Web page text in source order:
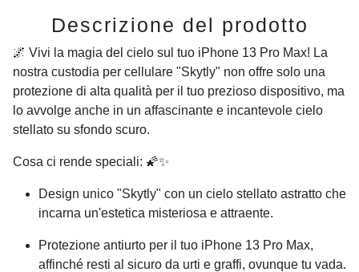
Descrizione del prodotto
🌌 Vivi la magia del cielo sul tuo iPhone 13 Pro Max! La
nostra custodia per cellulare "Skytly" non offre solo una
protezione di alta qualità per il tuo prezioso dispositivo, ma
lo avvolge anche in un affascinante e incantevole cielo
stellato su sfondo scuro.
Cosa ci rende speciali: 🌠✨
Design unico "Skytly" con un cielo stellato astratto che
incarna un'estetica misteriosa e attraente.
Protezione antiurto per il tuo iPhone 13 Pro Max,
affinché resti al sicuro da urti e graffi, ovunque tu vada.